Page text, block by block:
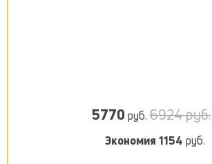
5770 руб.6924 руб.
Экономия 1154 руб.